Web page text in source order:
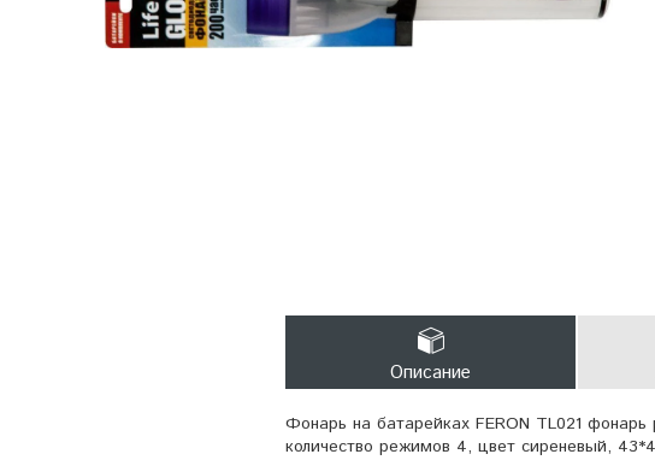
Описание
Фонарь на батарейках FERON TL021 фонарь
количество режимов 4, цвет сиреневый,